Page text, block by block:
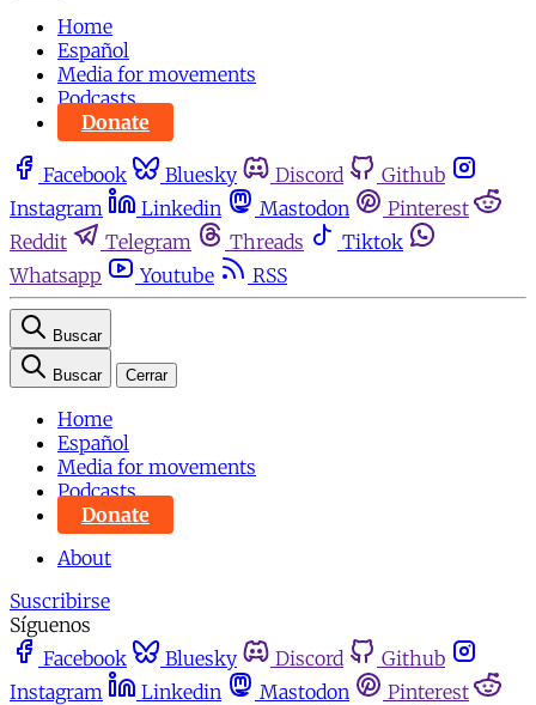
Home
Español
Media for movements
Podcasts
Donate
Facebook Bluesky Discord
Github
Instagram
Linkedin Mastodon
Pinterest
Reddit
Telegram Threads
Tiktok
Whatsapp
Youtube RSS
Buscar
Buscar Cerrar
Home
Español
Media for movements
Podcasts
Donate
About
Suscribirse
Síguenos
Facebook
Bluesky Discord
Github
Instagram
Linkedin Mastodon
Pinterest